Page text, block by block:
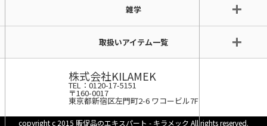
雑学
取扱いアイテム一覧
株式会社KILAMEK
TEL：0120-17-5151
〒160-0017
東京都新宿区左門町2-6 ワコービル7F
copyright c 2015 販促品のエキスパート - キラメック All rights reserved.